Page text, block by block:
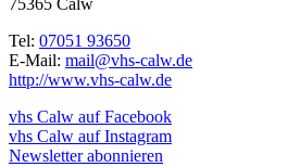
75365 Calw
Tel: 07051 93650
E-Mail: mail@vhs-calw.de
http://www.vhs-calw.de
vhs Calw auf Facebook
vhs Calw auf Instagram
Newsletter abonnieren